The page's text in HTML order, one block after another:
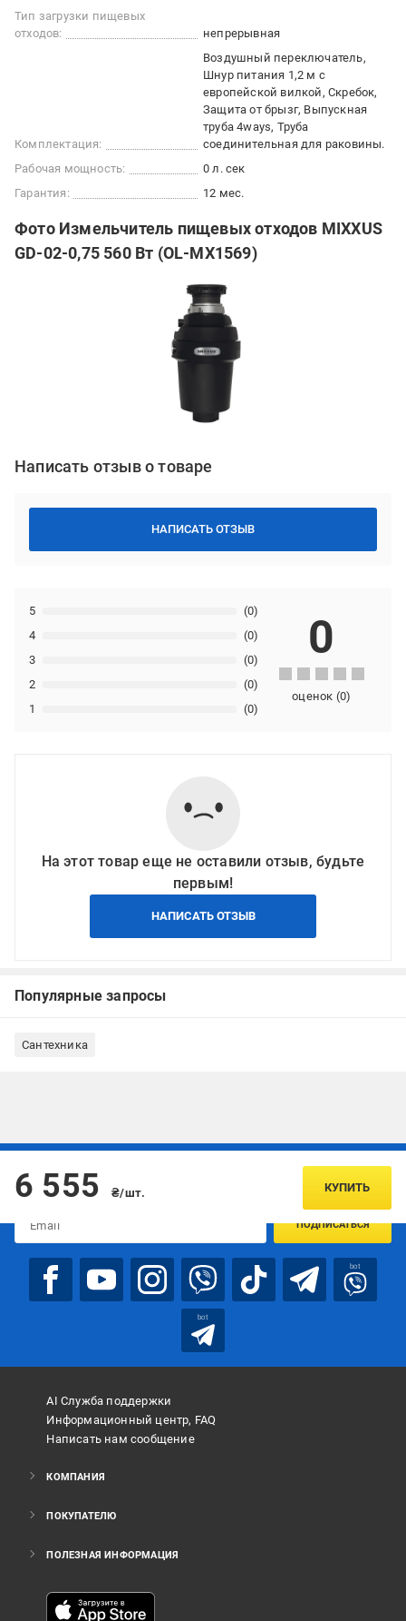
Тип загрузки пищевых
отходов:
непрерывная
Комплектация:
Воздушный переключатель,
Шнур питания 1,2 м с
европейской вилкой, Скребок,
Защита от брызг, Выпускная
труба 4ways, Труба
соединительная для раковины.
Рабочая мощность:
0 л. сек
Гарантия:
12 мес.
Фото Измельчитель пищевых отходов MIXXUS
GD-02-0,75 560 Вт (OL-MX1569)
Написать отзыв о товаре
НАПИСАТЬ ОТЗЫВ
1 (0)
2 (0)
3 (0)
4 (0)
5 (0)
0
оценок (0)
На этот товар еще не оставили отзыв, будьте
первым!
НАПИСАТЬ ОТЗЫВ
Популярные запросы
Сантехника
6 555 ₴/шт. КУПИТЬ
Подписывайтесь, чтобы узнавать первым об акцияx и
ПОДПИСАТЬСЯ
bot
bot
AI Служба поддержки
Информационный центр, FAQ
Написать нам сообщение
КОМПАНИЯ
ПОКУПАТЕЛЮ
ПОЛЕЗНАЯ ИНФОРМАЦИЯ